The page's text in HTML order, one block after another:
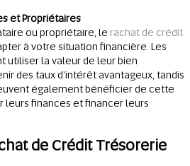
et Propriétaires
ou propriétaire, le rachat de crédit
à votre situation financière. Les
utiliser la valeur de leur bien
des taux d'intérêt avantageux, tandis
également bénéficier de cette
leurs finances et financer leurs
de Crédit Trésorerie